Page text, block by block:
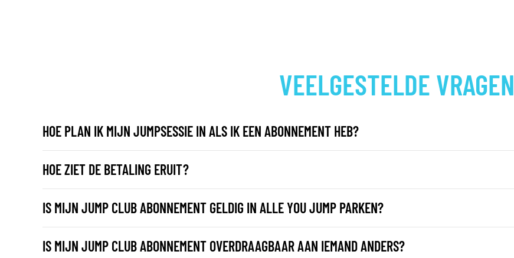
VEELGESTELDE VRAGEN
HOE PLAN IK MIJN JUMPSESSIE IN ALS IK EEN ABONNEMENT HEB?
HOE ZIET DE BETALING ERUIT?
IS MIJN JUMP CLUB ABONNEMENT GELDIG IN ALLE YOU JUMP PARKEN?
IS MIJN JUMP CLUB ABONNEMENT OVERDRAAGBAAR AAN IEMAND ANDERS?